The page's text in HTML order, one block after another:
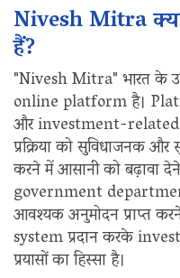
Nivesh Mitra
हैं?
"Nivesh Mitra" भारत के
online platform है।
और investment-
प्रक्रिया को सुविधाजनक
करने में आसानी को बढ़ावा
government
आवश्यक अनुमोदन प्राप्त
system प्रदान करके
प्रयासों का हिस्सा है।